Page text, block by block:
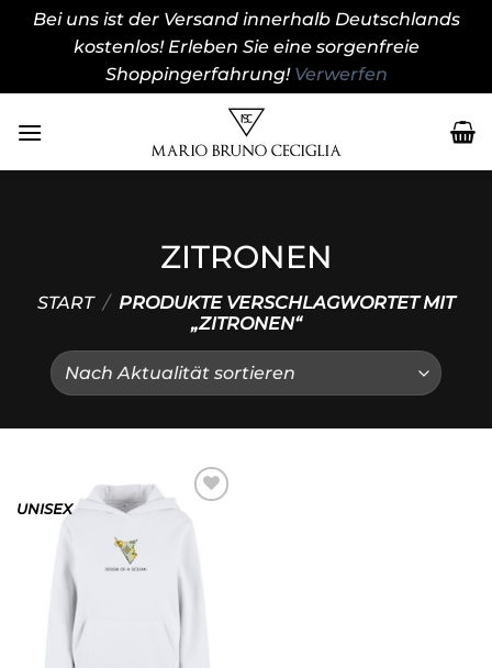
Bei uns ist der Versand innerhalb Deutschlands
kostenlos! Erleben Sie eine sorgenfreie
Shoppingerfahrung! Verwerfen
Inhalt
ZITRONEN
START / PRODUKTE VERSCHLAGWORTET MIT
„ZITRONEN“
UNISEX
Add to